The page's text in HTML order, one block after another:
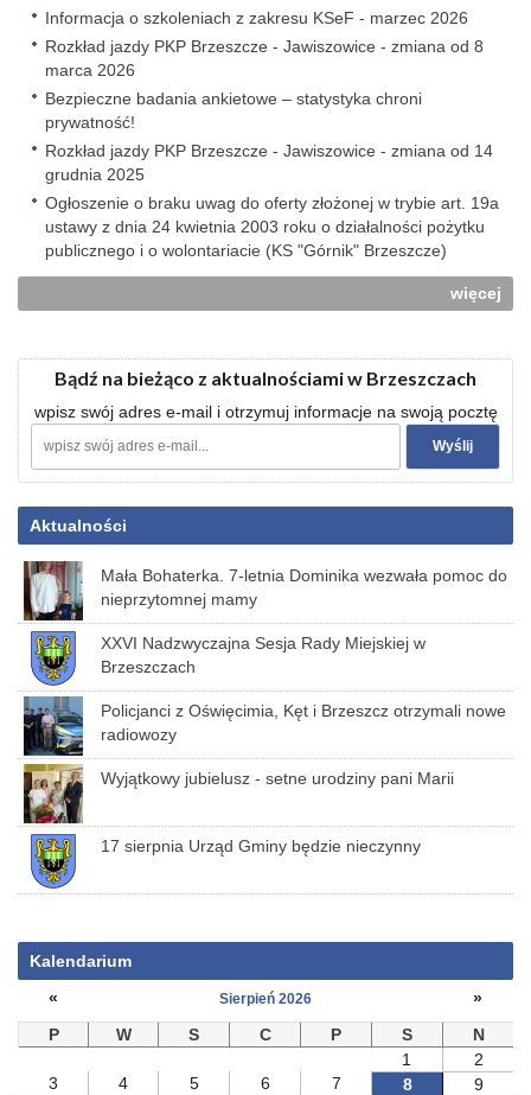
Informacja o szkoleniach z zakresu KSeF - marzec 2026
Rozkład jazdy PKP Brzeszcze - Jawiszowice - zmiana od 8
marca 2026
Bezpieczne badania ankietowe – statystyka chroni
prywatność!
Rozkład jazdy PKP Brzeszcze - Jawiszowice - zmiana od 14
grudnia 2025
Ogłoszenie o braku uwag do oferty złożonej w trybie art. 19a
ustawy z dnia 24 kwietnia 2003 roku o działalności pożytku
publicznego i o wolontariacie (KS "Górnik" Brzeszcze)
więcej
Bądź na bieżąco z aktualnościami w Brzeszczach
wpisz swój adres e-mail i otrzymuj informacje na swoją pocztę
Aktualności
Mała Bohaterka. 7-letnia Dominika wezwała pomoc do
nieprzytomnej mamy
XXVI Nadzwyczajna Sesja Rady Miejskiej w
Brzeszczach
Policjanci z Oświęcimia, Kęt i Brzeszcz otrzymali nowe
radiowozy
Wyjątkowy jubielusz - setne urodziny pani Marii
17 sierpnia Urząd Gminy będzie nieczynny
Kalendarium
«
Sierpień 2026
»
P
W S C P S
N
1
2
3
4 5 6 7 8
9